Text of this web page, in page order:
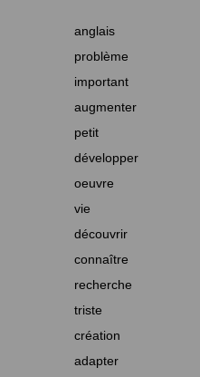
anglais
problème
important
augmenter
petit
développer
oeuvre
vie
découvrir
connaître
recherche
triste
création
adapter